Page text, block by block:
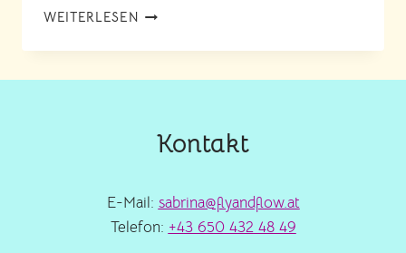
WEITERLESEN HANDSTAND
IN
Kontakt
E-Mail: sabrina@flyandflow.at
Telefon: +43 650 432 48 49